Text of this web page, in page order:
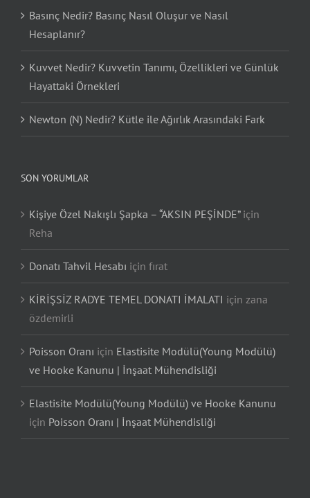
Basınç Nedir? Basınç Nasıl Oluşur ve Nasıl
Hesaplanır?
Kuvvet Nedir? Kuvvetin Tanımı, Özellikleri ve Günlük
Hayattaki Örnekleri
Newton (N) Nedir? Kütle ile Ağırlık Arasındaki Fark
SON YORUMLAR
Kişiye Özel Nakışlı Şapka – “AKSIN PEŞİNDE”için
Reha
Donatı Tahvil Hesabı için fırat
KİRİŞSİZ RADYE TEMEL DONATI İMALATI için zana
özdemirli
Poisson Oranı için Elastisite Modülü(Young Modülü)
ve Hooke Kanunu | İnşaat Mühendisliği
Elastisite Modülü(Young Modülü) ve Hooke Kanunu
için Poisson Oranı | İnşaat Mühendisliği